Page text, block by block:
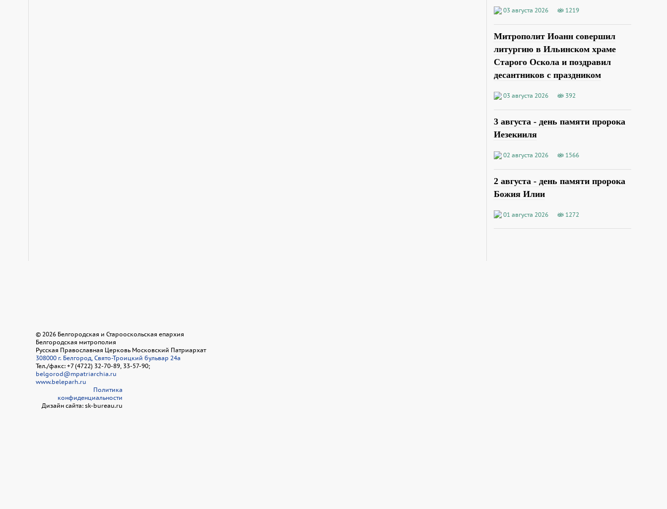
03 августа 2026 1219
Митрополит Иоанн совершил
литургию в Ильинском храме
Старого Оскола и поздравил
десантников с праздником
03 августа 2026 392
3 августа - день памяти пророка
Иезекииля
02 августа 2026 1566
2 августа - день памяти пророка
Божия Илии
01 августа 2026 1272
© 2026 Белгородская и Старооскольская епархия
Белгородская митрополия
Русская Православная Церковь Московский Патриархат
308000 г. Белгород, Свято-Троицкий бульвар 24а
Тел./факс: +7 (4722) 32-70-89, 33-57-90;
belgorod@mpatriarchia.ru
www.beleparh.ru
Политика
конфиденциальности
Дизайн сайта: sk-bureau.ru